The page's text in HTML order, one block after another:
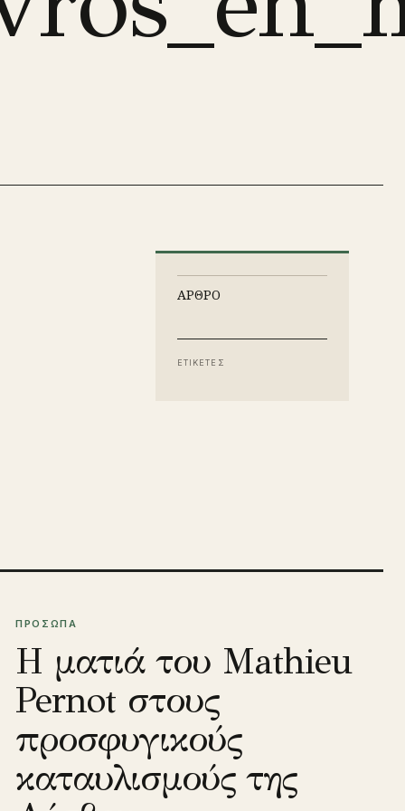
ΑΡΘΡΟ
ΕΤΙΚΕΤΕΣ
ΠΡΟΣΩΠΑ
Η ματιά του Mathieu
Pernot στους
προσφυγικούς
καταυλισμούς της